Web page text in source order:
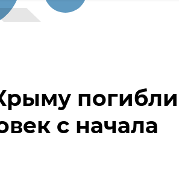
погибли
с начала